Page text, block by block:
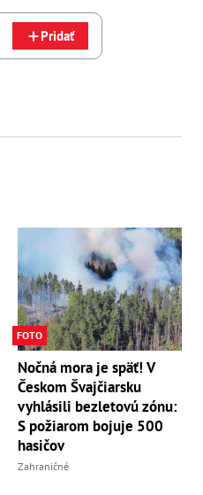
Pridať
FOTO
Nočná mora je späť! V
Českom Švajčiarsku
vyhlásili bezletovú zónu:
S požiarom bojuje 500
hasičov
Zahraničné